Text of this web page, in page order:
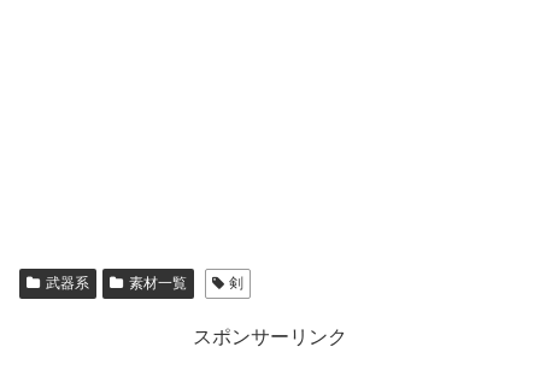
武器系 素材一覧 剣
スポンサーリンク